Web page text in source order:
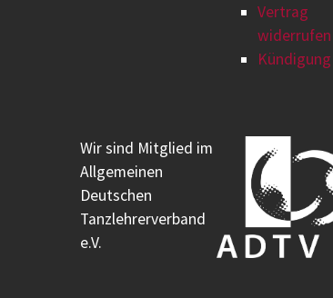
Vertrag
widerrufen
Kündigung
Wir sind Mitglied im
Allgemeinen
Deutschen
Tanzlehrerverband
e.V.